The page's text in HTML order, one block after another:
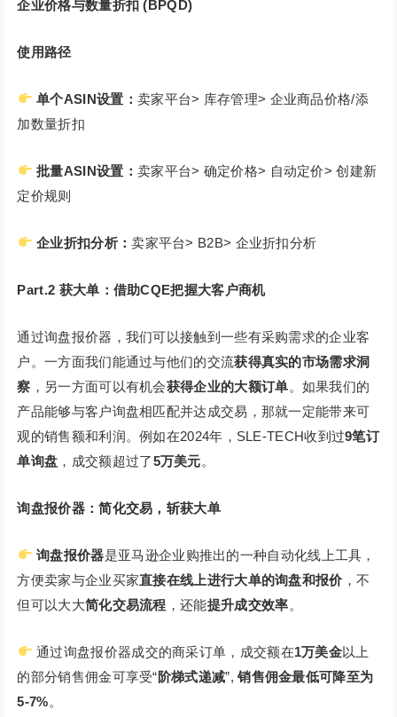
企业价格与数量折扣 (BPQD)
使用路径
单个ASIN设置： 卖家平台> 库存管理> 企业商品价格/添
加数量折扣
批量ASIN设置： 卖家平台> 确定价格> 自动定价> 创建新
定价规则
企业折扣分析：卖家平台> B2B> 企业折扣分析
Part.2 获大单：借助CQE把握大客户商机
通过询盘报价器，我们可以接触到一些有采购需求的企业客
户。一方面我们能通过与他们的交流获得真实的市场需求洞
察 ，另一方面可以有机会获得企业的大额订单。如果我们的
产品能够与客户询盘相匹配并达成交易，那就一定能带来可
观的销售额和利润。例如在2024年，SLE-TECH收到过9笔订
单询盘 ，成交额超过了5万美元。
询盘报价器：简化交易，斩获大单
询盘报价器是亚马逊企业购推出的一种自动化线上工具，
方便卖家与企业买家直接在线上进行大单的询盘和报价 ，不
但可以大大简化交易流程 ，还能提升成交效率。
通过询盘报价器成交的商采订单，成交额在1万美金以上
的部分销售佣金可享受“阶梯式递减”, 销售佣金最低可降至为
5-7%。